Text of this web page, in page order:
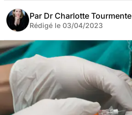
Par Dr Charlotte Tourmente
Rédigé le 03/04/2023